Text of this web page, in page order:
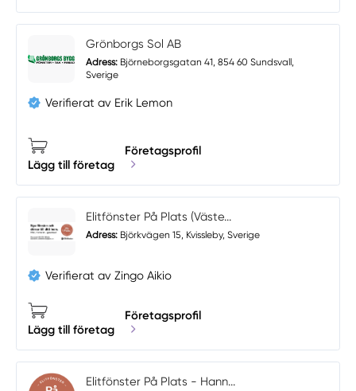
Grönborgs Sol AB
Adress:Björneborgsgatan 41, 854 60 Sundsvall,
Sverige
Verifierat av Erik Lemon
Lägg till företag
Företagsprofil
Elitfönster På Plats (Väste...
Adress: Björkvägen 15, Kvissleby, Sverige
Verifierat av Zingo Aikio
Lägg till företag
Företagsprofil
Elitfönster På Plats - Hann...